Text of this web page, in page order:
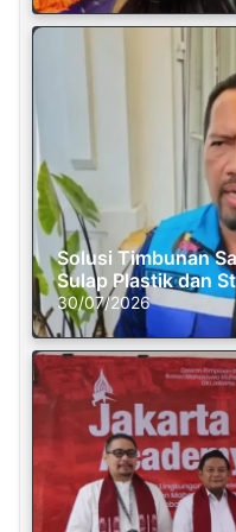
Solusi Timbunan
Sulap Plastik dan
30/07/2026